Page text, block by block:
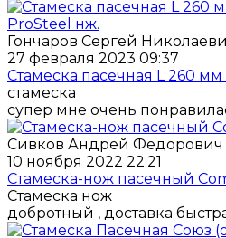
Гончаров Сергей
27 февраля 2023 09:37
Стамеска пасечная L 260 мм
стамеска
супер мне очень
Сивков Андрей Федорович
10 ноября 2022 22:21
Стамеска-нож пасечный
Стамеска нож
добротный , доставка